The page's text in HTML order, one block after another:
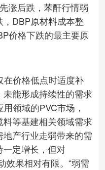
涨后跌，苯酐行情弱
DBP原材料成本整
价格下跌的最主要原
价格低点时适度补
能形成持续性的需求
领域的PVC市场，
等基建相关领域需求
产行业走弱带来的需
定增长，但对
效果相对有限。“弱需